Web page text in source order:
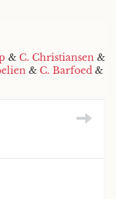
& C. Christiansen &
& C. Barfoed &